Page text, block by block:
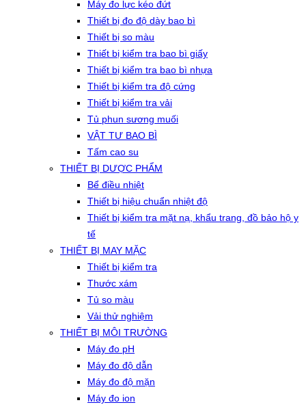
Máy đo lực kéo đứt
Thiết bị đo độ dày bao bì
Thiết bị so màu
Thiết bị kiểm tra bao bì giấy
Thiết bị kiểm tra bao bì nhựa
Thiết bị kiểm tra độ cứng
Thiết bị kiểm tra vải
Tủ phun sương muối
VẬT TƯ BAO BÌ
Tấm cao su
THIẾT BỊ DƯỢC PHẨM
Bể điều nhiệt
Thiết bị hiệu chuẩn nhiệt độ
Thiết bị kiểm tra mặt nạ, khẩu trang, đồ bảo hộ y
tế
THIẾT BỊ MAY MẶC
Thiết bị kiểm tra
Thước xám
Tủ so màu
Vải thử nghiệm
THIẾT BỊ MÔI TRƯỜNG
Máy đo pH
Máy đo độ dẫn
Máy đo độ mặn
Máy đo ion